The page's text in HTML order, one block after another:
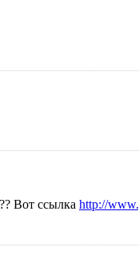
Вот ссылка http://